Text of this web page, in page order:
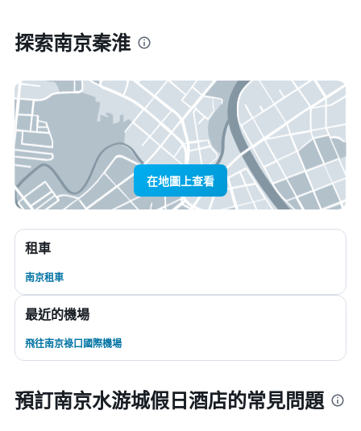
探索南京秦淮
在地圖上查看
租車
南京租車
最近的機場
飛往南京祿口國際機場
預訂南京水游城假日酒店的常見問題